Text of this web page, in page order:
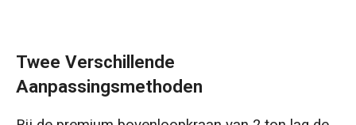
Twee Verschillende
Aanpassingsmethoden